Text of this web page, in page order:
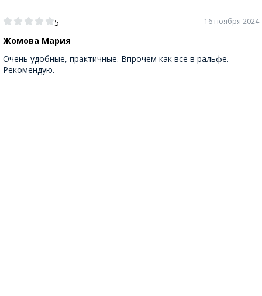
5
Жомова Мария
16 ноября 2024
Очень удобные, практичные. Впрочем как все в ральфе.
Рекомендую.